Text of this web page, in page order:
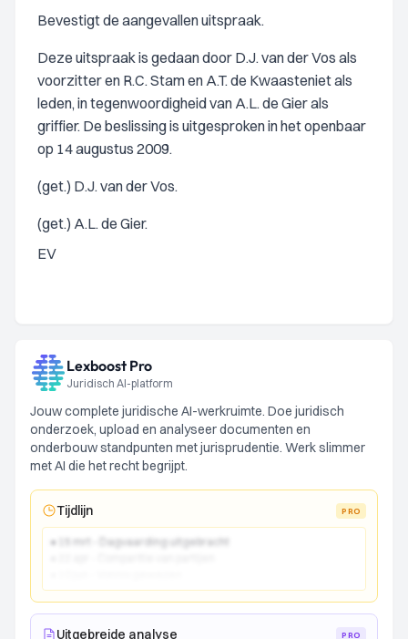
Bevestigt de aangevallen uitspraak.
Deze uitspraak is gedaan door D.J. van der Vos als
voorzitter en R.C. Stam en A.T. de Kwaasteniet als
leden, in tegenwoordigheid van A.L. de Gier als
griffier. De beslissing is uitgesproken in het openbaar
op 14 augustus 2009.
(get.) D.J. van der Vos.
(get.) A.L. de Gier.
EV
Lexboost Pro
Juridisch AI-platform
Jouw complete juridische AI-werkruimte. Doe juridisch
onderzoek, upload en analyseer documenten en
onderbouw standpunten met jurisprudentie. Werk slimmer
met AI die het recht begrijpt.
Tijdlijn PRO
● 15 mrt - Dagvaarding uitgebracht
Uitgebreide analyse PRO